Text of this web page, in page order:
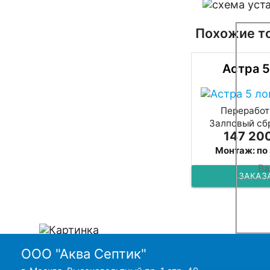
Похожие
Астра
Залповый
147
Монтаж: по
ООО "Аква Септик"